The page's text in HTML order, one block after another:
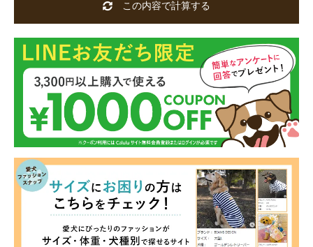
この内容で計算する